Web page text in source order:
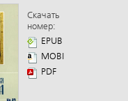
Скачать
номер:
EPUB
MOBI
PDF